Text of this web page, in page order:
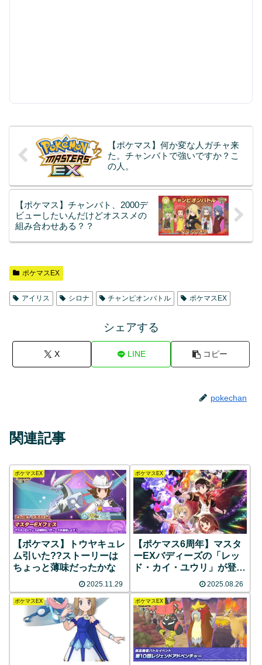
【ポケマス】何か変な人ガチャ来
た。チャンバトで強いですか？こ
の人。
【ポケマス】チャンバト、2000デ
ビューしたいんだけどオススメの
組み合わせある？？
ポケマスEX
アイリス シロナ チャンピオンバトル ポケマスEX
シェアする
X LINE コピー
pokechan
関連記事
ポケマスEX
【ポケマス】トウヤキュレ
ム引いた??ストーリーは
ちょっと薄味だったかな
2025.11.29
ポケマスEX
【ポケマス6周年】マスタ
ーEXバディーズの「レッ
ド・カイ・ユウリ」が登
2025.08.26
ポケマスEX ポケマスEX